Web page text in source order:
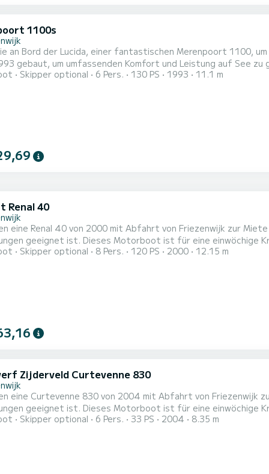
1100s
an Bord der Lucida, einer fantastischen Merenpoort 1100,
um umfassenden Komfort und Leistung auf See zu gewährleisten. Das Boot verfügt
einer Kapazität von 6 Personen. Mit einer Gesamtlänge
Skipper optional 6 Pers. 130 PS 1993 11.1 m
Renal 40
eine Renal 40 von 2000 mit Abfahrt von Friezenwijk zur
geeignet ist. Dieses Motorboot ist für eine einwöchige
über 3 Kabinen mit allem Komfort und einer Kapazität von
Skipper optional 8 Pers. 120 PS 2000 12.15 m
Zijderveld Curtevenne 830
eine Curtevenne 830 von 2004 mit Abfahrt von
geeignet ist. Dieses Motorboot ist für eine einwöchige
über 2 Kabinen mit allem Komfort und einer Kapazität von
Skipper optional 6 Pers. 33 PS 2004 8.35 m